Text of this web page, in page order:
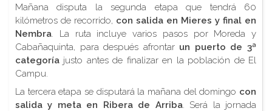
Mañana disputa la segunda etapa que tendrá 60
kilómetros de recorrido, con salida en Mieres y final en
Nembra. La ruta incluye varios pasos por Moreda y
Cabañaquinta, para después afrontar un puerto de 3ª
categoría justo antes de finalizar en la población de El
Campu.
La tercera etapa se disputará la mañana del domingo con
salida y meta en Ribera de Arriba. Será la jornada